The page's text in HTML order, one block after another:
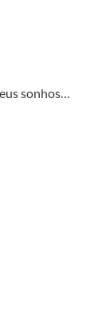
sonhos…